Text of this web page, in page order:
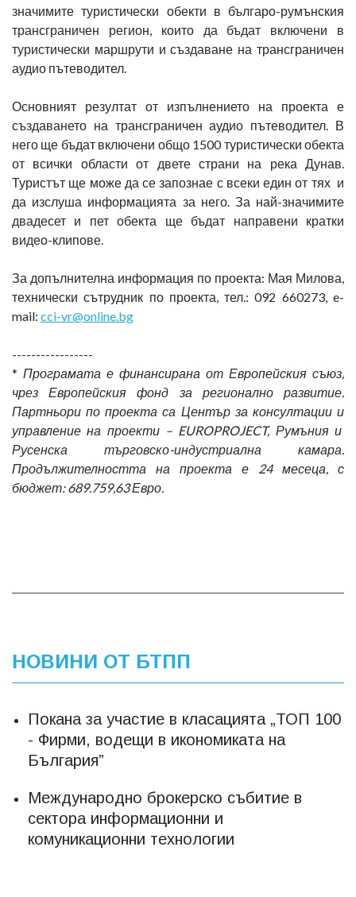
значимите туристически обекти в българо-румънския
трансграничен регион, които да бъдат включени в
туристически маршрути и създаване на трансграничен
аудио пътеводител.
Основният резултат от изпълнението на проекта е
създаването на трансграничен аудио пътеводител. В
него ще бъдат включени общо 1500 туристически обекта
от всички области от двете страни на река Дунав.
Туристът ще може да се запознае с всеки един от тях и
да изслуша информацията за него. За най-значимите
двадесет и пет обекта ще бъдат направени кратки
видео-клипове.
За допълнителна информация по проекта: Мая Милова,
технически сътрудник по проекта, тел.: 092 660273, e-
mail: cci-vr@online.bg
-----------------
* Програмата е финансирана от Европейския съюз,
чрез Европейския фонд за регионално развитие.
Партньори по проекта са Център за консултации и
управление на проекти – EUROPROJECT, Румъния и
Русенска търговско-индустриална камара.
Продължителността на проекта е 24 месеца, с
бюджет: 689.759,63 Евро.
НОВИНИ ОТ БТПП
Покана за участие в класацията „ТОП 100
- Фирми, водещи в икономиката на
България”
Международно брокерско събитие в
сектора информационни и
комуникационни технологии